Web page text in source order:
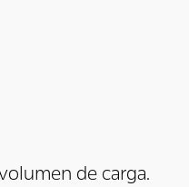
de carga.